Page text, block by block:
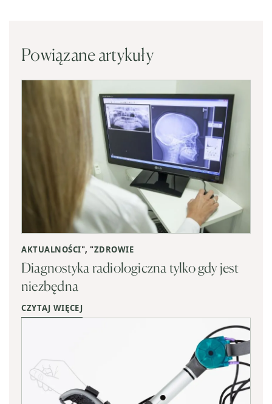
Powiązane artykuły
AKTUALNOŚCI", "ZDROWIE
Diagnostyka radiologiczna tylko gdy jest
niezbędna
CZYTAJ WIĘCEJ